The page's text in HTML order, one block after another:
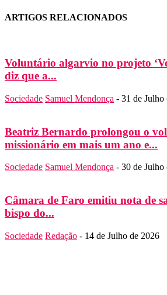
ARTIGOS RELACIONADOS
Voluntário algarvio no projeto
diz que a...
Sociedade Samuel Mendonça - 31 de Julho
Beatriz Bernardo prolongou o
missionário em mais um ano e...
Sociedade Samuel Mendonça - 30 de Julho
Câmara de Faro emitiu nota de
bispo do...
Sociedade Redação - 14 de Julho de 2026